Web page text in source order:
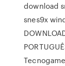
download
snes9x